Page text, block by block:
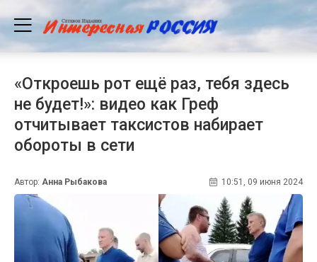
«Откроешь рот ещё раз, тебя здесь
не будет!»: видео как Греф
отчитывает таксистов набирает
обороты в сети
Автор: Анна Рыбакова 10:51, 09 июня 2024